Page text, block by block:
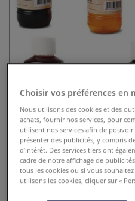
Coffret encre à
Choisir vos préférences en
Nous utilisons des cookies et des
achats, fournir nos services, pour
utilisent nos services afin de
présenter des publicités, y compris
d’intérêt. Des services tiers ont
cadre de notre affichage de
tous les cookies ou si vous
utilisons les cookies, cliquer sur «